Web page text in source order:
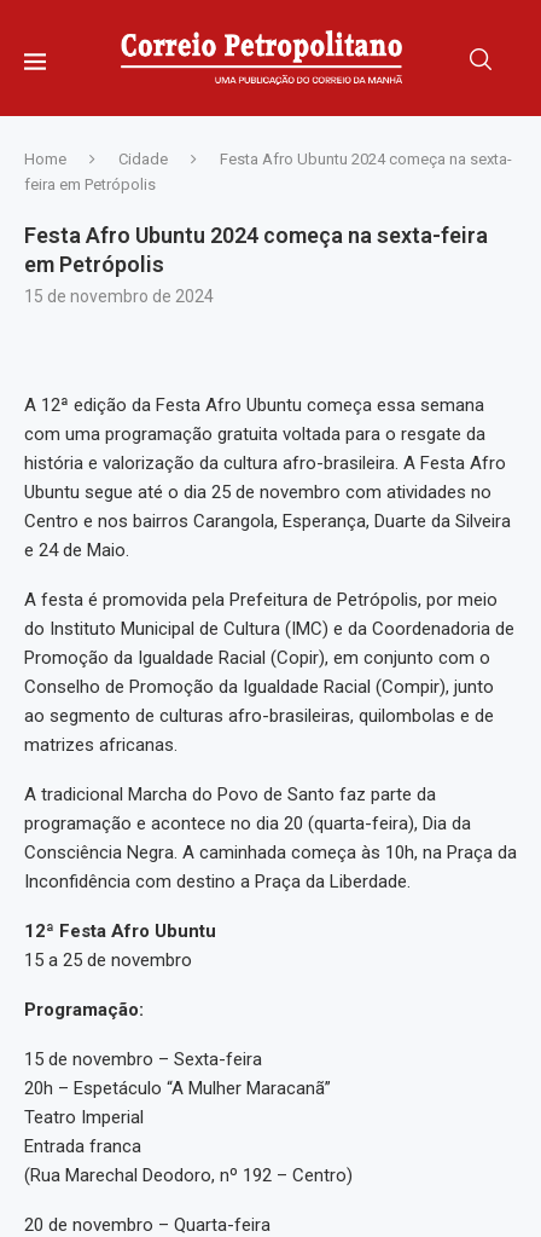
Home Cidade
Festa Afro Ubuntu 2024 começa na sexta-
feira em Petrópolis
Festa Afro Ubuntu 2024 começa na sexta-feira
em Petrópolis
15 de novembro de 2024
A 12ª edição da Festa Afro Ubuntu começa essa semana
com uma programação gratuita voltada para o resgate da
história e valorização da cultura afro-brasileira. A Festa Afro
Ubuntu segue até o dia 25 de novembro com atividades no
Centro e nos bairros Carangola, Esperança, Duarte da Silveira
e 24 de Maio.
A festa é promovida pela Prefeitura de Petrópolis, por meio
do Instituto Municipal de Cultura (IMC) e da Coordenadoria de
Promoção da Igualdade Racial (Copir), em conjunto com o
Conselho de Promoção da Igualdade Racial (Compir), junto
ao segmento de culturas afro-brasileiras, quilombolas e de
matrizes africanas.
A tradicional Marcha do Povo de Santo faz parte da
programação e acontece no dia 20 (quarta-feira), Dia da
Consciência Negra. A caminhada começa às 10h, na Praça da
Inconfidência com destino a Praça da Liberdade.
12ª Festa Afro Ubuntu
15 a 25 de novembro
Programação:
15 de novembro – Sexta-feira
20h – Espetáculo “A Mulher Maracanã”
Teatro Imperial
Entrada franca
(Rua Marechal Deodoro, nº 192 – Centro)
20 de novembro – Quarta-feira